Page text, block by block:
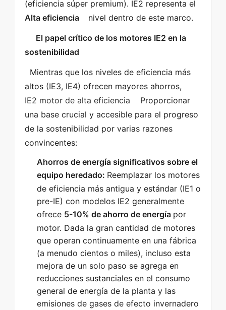
Alta eficiencia
  nivel dentro de este marco.
   El papel crítico de los motores IE2 en la
sostenibilidad
IE2 motor de alta eficiencia
  Proporcionar
una base crucial y accesible para el progreso
de la sostenibilidad por varias razones
convincentes:
Ahorros de energía significativos sobre el
equipo heredado: Reemplazar los motores
de eficiencia más antigua y estándar (IE1 o
pre-IE) con modelos IE2 generalmente
ofrece 5-10% de ahorro de energía por
motor. Dada la gran cantidad de motores
que operan continuamente en una fábrica
(a menudo cientos o miles), incluso esta
mejora de un solo paso se agrega en
reducciones sustanciales en el consumo
general de energía de la planta y las
emisiones de gases de efecto invernadero